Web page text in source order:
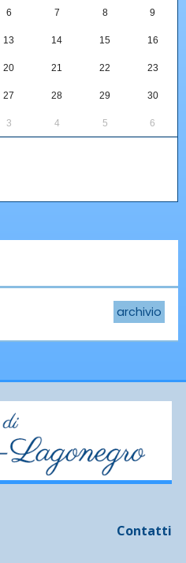
6 7 8 9
13 14 15 16
20 21 22 23
27 28 29 30
3 4 5 6
archivio
Contatti